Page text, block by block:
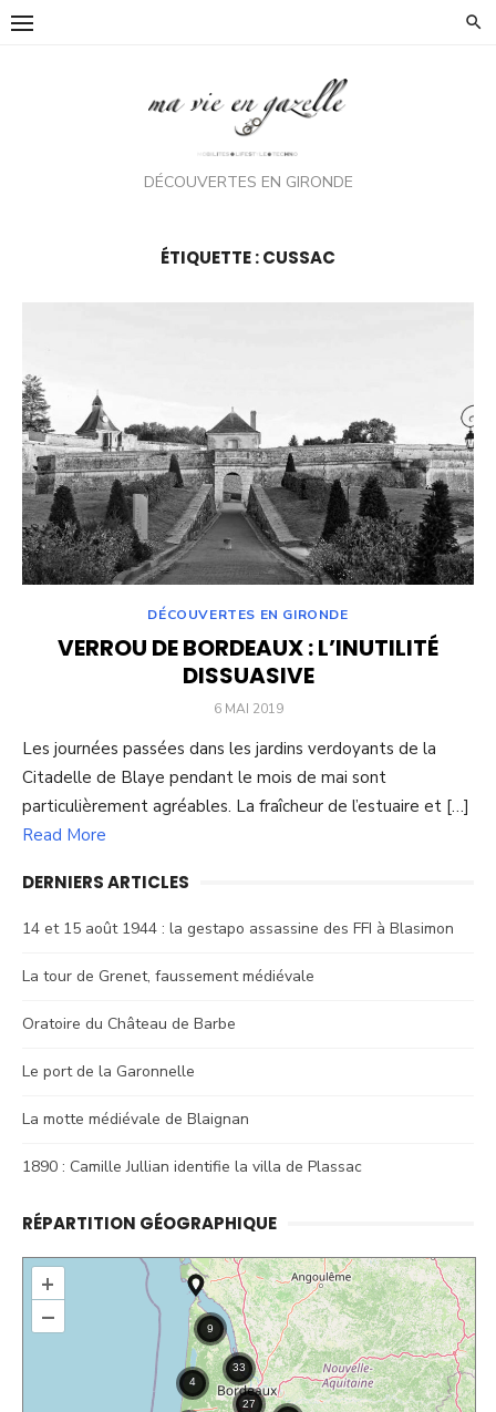
Skip
DÉCOUVERTES EN GIRONDE
ÉTIQUETTE :CUSSAC
DÉCOUVERTES EN GIRONDE
VERROU DE BORDEAUX : L’INUTILITÉ
DISSUASIVE
POSTED
6 MAI 2019
Les journées passées dans les jardins verdoyants de la
Citadelle de Blaye pendant le mois de mai sont
particulièrement agréables. La fraîcheur de l’estuaire et […]
Read More
DERNIERS ARTICLES
14 et 15 août 1944 : la gestapo assassine des FFI à Blasimon
La tour de Grenet, faussement médiévale
Oratoire du Château de Barbe
Le port de la Garonnelle
La motte médiévale de Blaignan
1890 : Camille Jullian identifie la villa de Plassac
RÉPARTITION GÉOGRAPHIQUE
+
–